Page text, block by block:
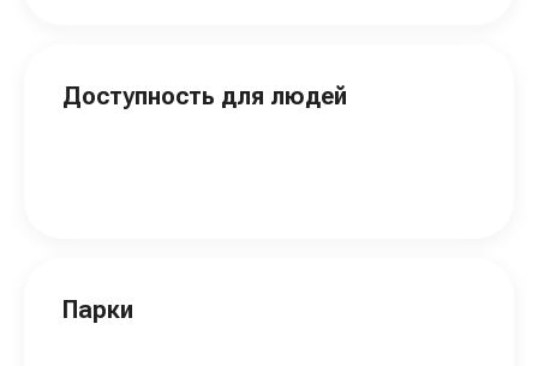
Доступность для людей
Парки